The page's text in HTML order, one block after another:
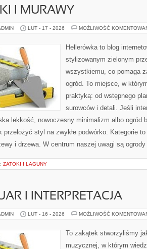
I MURAWY
LUT - 17 - 2026 MOŻLIWOŚĆ
Hellerówka to blog
stylizowanym zielonym
wszystkiemu, co pomaga
ogród. To miejsce, w
praktyką: od wstępnego
surowców i detali. Jeśli
lekkość, nowoczesny minimalizm albo ogród
przełożyć styl na zwykłe podwórko. Kategorie
i drzewa. W centrum naszej uwagi są
ZATOKI I LAGUNY
I INTERPRETACJA
LUT - 16 - 2026 MOŻLIWOŚĆ
To zakątek stworzyliśmy
muzycznej, w którym